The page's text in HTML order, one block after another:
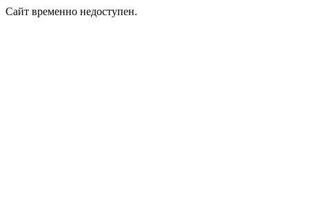
Сайт временно недоступен.